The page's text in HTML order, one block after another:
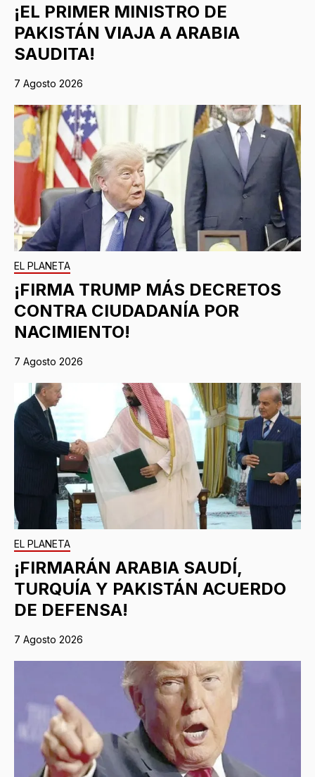
¡EL PRIMER MINISTRO DE
PAKISTÁN VIAJA A ARABIA
SAUDITA!
7 Agosto 2026
EL PLANETA
¡FIRMA TRUMP MÁS DECRETOS
CONTRA CIUDADANÍA POR
NACIMIENTO!
7 Agosto 2026
EL PLANETA
¡FIRMARÁN ARABIA SAUDÍ,
TURQUÍA Y PAKISTÁN ACUERDO
DE DEFENSA!
7 Agosto 2026